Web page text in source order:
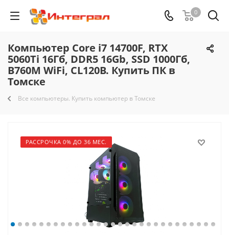
0
Компьютер Core i7 14700F, RTX
5060Ti 16Гб, DDR5 16Gb, SSD 1000Гб,
B760M WiFi, CL120B. Купить ПК в
Томске
Все компьютеры. Купить компьютер в Томске
РАССРОЧКА 0% ДО 36 МЕС.